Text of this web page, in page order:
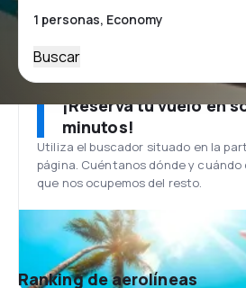
Buscar
¡Reserva tu vuelo en
minutos!
Utiliza el buscador situado en la
página. Cuéntanos dónde y cuándo
que nos ocupemos del resto.
Ranking de aerolíneas